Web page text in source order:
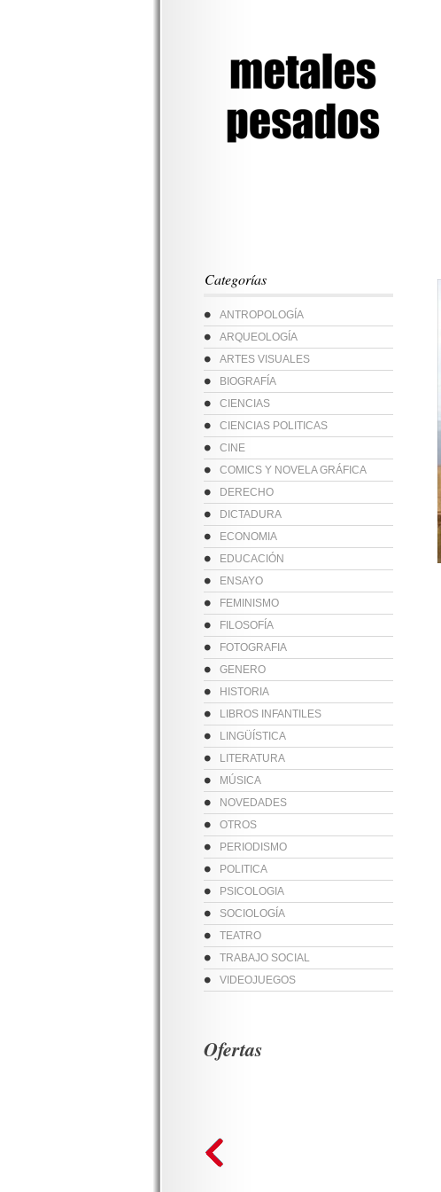
Categorías
ANTROPOLOGÍA
ARQUEOLOGÍA
ARTES VISUALES
BIOGRAFÍA
CIENCIAS
CIENCIAS POLITICAS
CINE
COMICS Y NOVELA GRÁFICA
DERECHO
DICTADURA
ECONOMIA
EDUCACIÓN
ENSAYO
FEMINISMO
FILOSOFÍA
FOTOGRAFIA
GENERO
HISTORIA
LIBROS INFANTILES
LINGÜÍSTICA
LITERATURA
MÚSICA
NOVEDADES
OTROS
PERIODISMO
POLITICA
PSICOLOGIA
SOCIOLOGÍA
TEATRO
TRABAJO SOCIAL
VIDEOJUEGOS
Ofertas